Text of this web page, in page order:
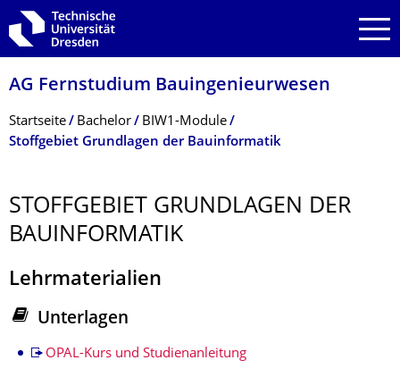
Zur Hauptnavigation springen
Zur Suche springen
Zum Inhalt springen
AG Fernstudium Bauingenieurwesen
Breadcrumb-Menü
Startseite Bachelor
BIW1-Module
Stoffgebiet Grundlagen der Bauinformatik
STOFFGEBIET GRUNDLAGEN DER
BAUINFORMATIK
Lehrmaterialien
Unterlagen
Stoffgebiet
OPAL-Kurs und Studienanleitung